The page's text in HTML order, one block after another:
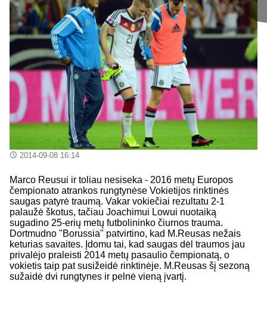
2014-09-08 16:14
Marco Reusui ir toliau nesiseka - 2016 metų Europos
čempionato atrankos rungtynėse Vokietijos rinktinės
saugas patyrė traumą. Vakar vokiečiai rezultatu 2-1
palaužė škotus, tačiau Joachimui Lowui nuotaiką
sugadino 25-erių metų futbolininko čiurnos trauma.
Dortmudno "Borussia" patvirtino, kad M.Reusas nežais
keturias savaites. Įdomu tai, kad saugas dėl traumos jau
privalėjo praleisti 2014 metų pasaulio čempionatą, o
vokietis taip pat susižeidė rinktinėje. M.Reusas šį sezoną
sužaidė dvi rungtynes ir pelnė vieną įvartį.